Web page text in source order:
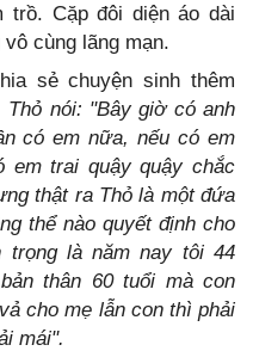
trồ. Cặp đôi diện áo dài
cùng lãng mạn.
sẻ chuyện sinh thêm
nói: "Bây giờ có anh
có em nữa, nếu có em
trai quậy quậy chắc
thật ra Thỏ là một đứa
thể nào quyết định cho
trọng là năm nay tôi 44
thân 60 tuổi mà con
cho mẹ lẫn con thì phải
mái".